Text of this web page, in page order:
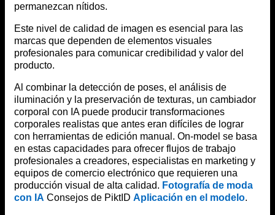
permanezcan nítidos.
Este nivel de calidad de imagen es esencial para las
marcas que dependen de elementos visuales
profesionales para comunicar credibilidad y valor del
producto.
Al combinar la detección de poses, el análisis de
iluminación y la preservación de texturas, un cambiador
corporal con IA puede producir transformaciones
corporales realistas que antes eran difíciles de lograr
con herramientas de edición manual. On-model se basa
en estas capacidades para ofrecer flujos de trabajo
profesionales a creadores, especialistas en marketing y
equipos de comercio electrónico que requieren una
producción visual de alta calidad. Fotografía de moda
con IA Consejos de PiktID Aplicación en el modelo.